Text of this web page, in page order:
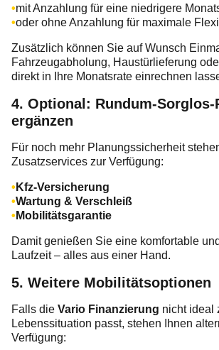
mit Anzahlung für eine niedrigere
oder ohne Anzahlung für maximale
Zusätzlich können Sie auf Wunsch
Fahrzeugabholung, Haustürlieferung
direkt in Ihre Monatsrate einrechnen
4. Optional:
ergänzen
Für noch mehr Planungssicherheit
Zusatzservices zur Verfügung:
Kfz‑Versicherung
Wartung & Verschleiß
Mobilitätsgarantie
Damit genießen Sie eine komfortable
Laufzeit – alles aus einer Hand.
5. Weitere Mobilitätsoptionen
Falls die Vario Finanzierung nicht ideal
Lebenssituation passt, stehen Ihnen
Verfügung: